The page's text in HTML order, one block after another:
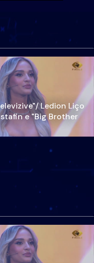
Ledion Liço
e "Big Brother